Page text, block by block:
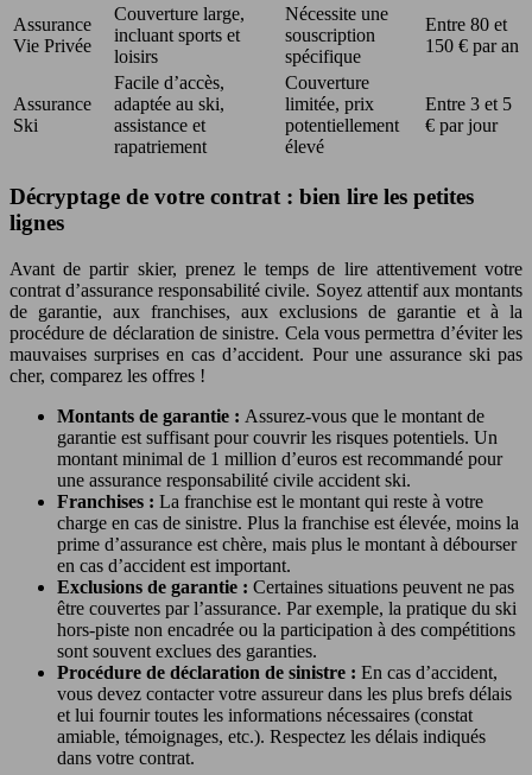
Assurance
Vie Privée
Couverture large,
incluant sports et
loisirs
Nécessite une
souscription
spécifique
Entre 80 et
150 € par an
Assurance
Ski
Facile d’accès,
adaptée au ski,
assistance et
rapatriement
Couverture
limitée, prix
potentiellement
élevé
Entre 3 et 5
€ par jour
Décryptage de votre contrat : bien lire les petites
lignes
Avant de partir skier, prenez le temps de lire attentivement votre
contrat d’assurance responsabilité civile. Soyez attentif aux montants
de garantie, aux franchises, aux exclusions de garantie et à la
procédure de déclaration de sinistre. Cela vous permettra d’éviter les
mauvaises surprises en cas d’accident. Pour une assurance ski pas
cher, comparez les offres !
Montants de garantie : Assurez-vous que le montant de
garantie est suffisant pour couvrir les risques potentiels. Un
montant minimal de 1 million d’euros est recommandé pour
une assurance responsabilité civile accident ski.
Franchises : La franchise est le montant qui reste à votre
charge en cas de sinistre. Plus la franchise est élevée, moins la
prime d’assurance est chère, mais plus le montant à débourser
en cas d’accident est important.
Exclusions de garantie : Certaines situations peuvent ne pas
être couvertes par l’assurance. Par exemple, la pratique du ski
hors-piste non encadrée ou la participation à des compétitions
sont souvent exclues des garanties.
Procédure de déclaration de sinistre : En cas d’accident,
vous devez contacter votre assureur dans les plus brefs délais
et lui fournir toutes les informations nécessaires (constat
amiable, témoignages, etc.). Respectez les délais indiqués
dans votre contrat.